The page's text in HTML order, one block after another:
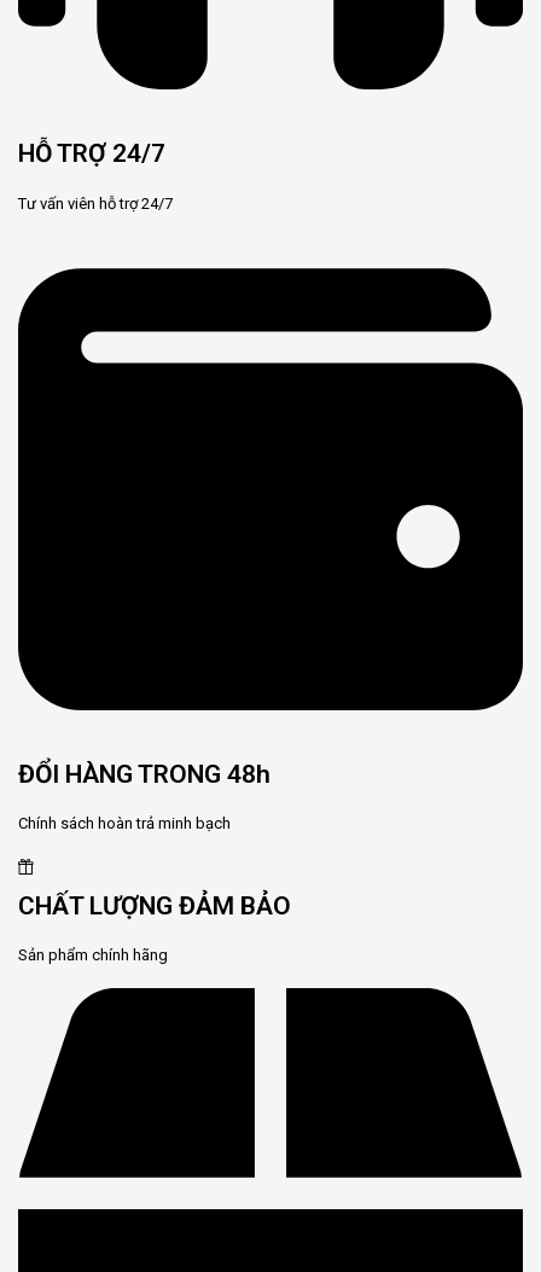
HỖ TRỢ 24/7
Tư vấn viên hỗ trợ 24/7
ĐỔI HÀNG TRONG 48h
Chính sách hoàn trả minh bạch
CHẤT LƯỢNG ĐẢM BẢO
Sản phẩm chính hãng